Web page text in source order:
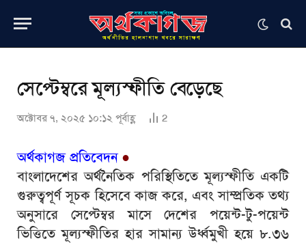
সেপ্টেম্বরে মূল্যস্ফীতি বেড়েছে
অক্টোবর ৭, ২০২৫ ১০:১২ পূর্বাহ্ণ 2
অর্থকাগজ প্রতিবেদন●
বাংলাদেশের অর্থনৈতিক পরিস্থিতিতে মূল্যস্ফীতি একটি
গুরুত্বপূর্ণ সূচক হিসেবে কাজ করে, এবং সাম্প্রতিক তথ্য
অনুসারে সেপ্টেম্বর মাসে দেশের পয়েন্ট-টু-পয়েন্ট
ভিত্তিতে মূল্যস্ফীতির হার সামান্য উর্ধ্বমুখী হয়ে ৮.৩৬